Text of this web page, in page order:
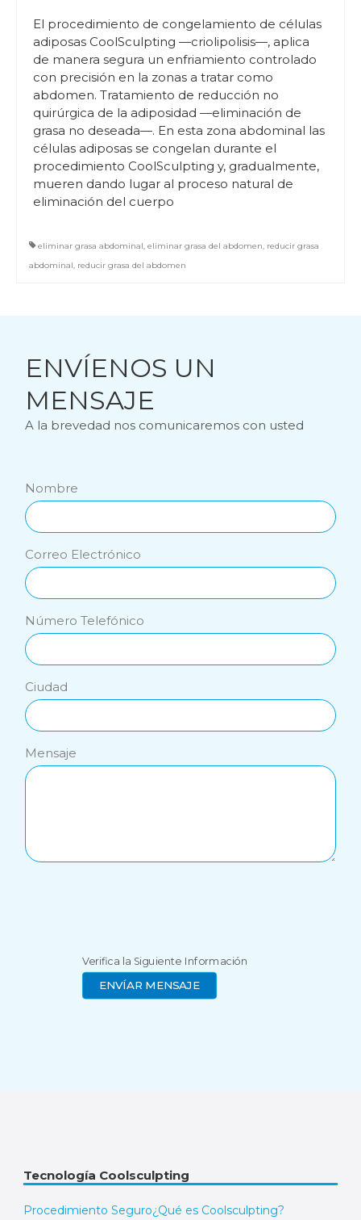
El procedimiento de congelamiento de células
adiposas CoolSculpting —criolipolisis—, aplica
de manera segura un enfriamiento controlado
con precisión en la zonas a tratar como
abdomen. Tratamiento de reducción no
quirúrgica de la adiposidad —eliminación de
grasa no deseada—. En esta zona abdominal las
células adiposas se congelan durante el
procedimiento CoolSculpting y, gradualmente,
mueren dando lugar al proceso natural de
eliminación del cuerpo
eliminar grasa abdominal, eliminar grasa del abdomen, reducir grasa
abdominal, reducir grasa del abdomen
ENVÍENOS UN
MENSAJE
A la brevedad nos comunicaremos con usted
Nombre
Correo Electrónico
Número Telefónico
Ciudad
Mensaje
Verifica la Siguiente Información
Tecnología Coolsculpting
Procedimiento Seguro¿Qué es Coolsculpting?